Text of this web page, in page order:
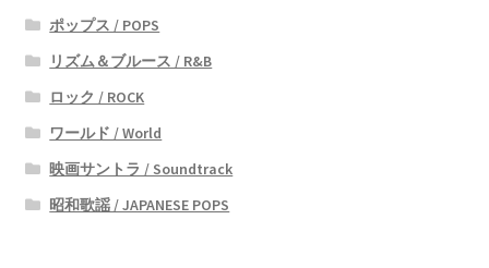
ポップス / POPS
リズム＆ブルース / R&B
ロック / ROCK
ワールド / World
映画サントラ / Soundtrack
昭和歌謡 / JAPANESE POPS